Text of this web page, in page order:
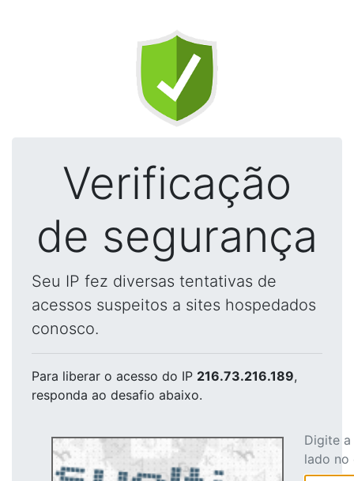
Verificação
de segurança
Seu IP fez diversas tentativas de
acessos suspeitos a sites hospedados
conosco.
Para liberar o acesso do IP 216.73.216.189,
responda ao desafio abaixo.
Digite
lado no